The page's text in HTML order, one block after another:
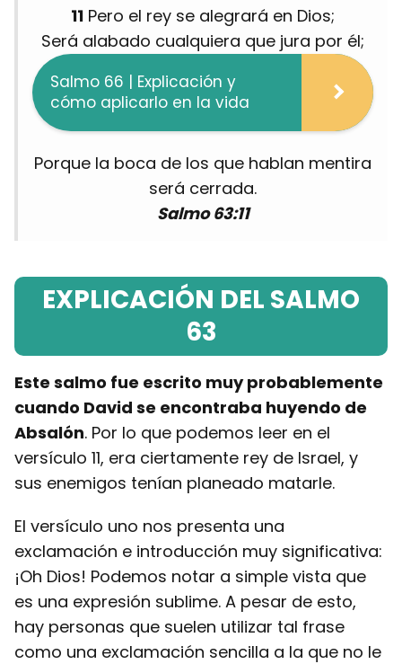
11 Pero el rey se alegrará en Dios;
Será alabado cualquiera que jura por él;
Salmo 66 | Explicación y
cómo aplicarlo en la vida
Porque la boca de los que hablan mentira
será cerrada.
Salmo 63:11
EXPLICACIÓN DEL SALMO
63
Este salmo fue escrito muy probablemente
cuando David se encontraba huyendo de
Absalón. Por lo que podemos leer en el
versículo 11, era ciertamente rey de Israel, y
sus enemigos tenían planeado matarle.
El versículo uno nos presenta una
exclamación e introducción muy significativa:
¡Oh Dios! Podemos notar a simple vista que
es una expresión sublime. A pesar de esto,
hay personas que suelen utilizar tal frase
como una exclamación sencilla a la que no le